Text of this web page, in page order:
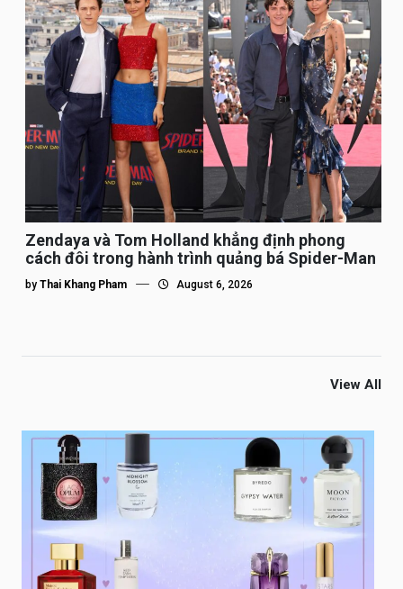
Zendaya và Tom Holland khẳng định phong
cách đôi trong hành trình quảng bá Spider-Man
by Thai Khang Pham August 6, 2026
View All